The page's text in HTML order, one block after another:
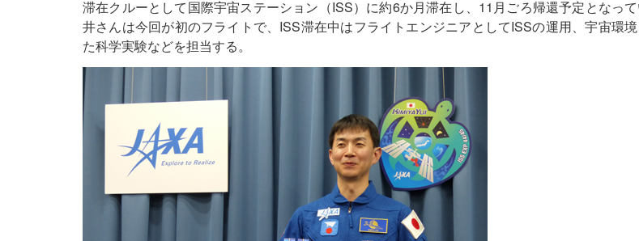
滞在クルーとして国際宇宙ステーション（ISS）に約6か月滞在し、11月ごろ帰還予定となっ
井さんは今回が初のフライトで、ISS滞在中はフライトエンジニアとしてISSの運用、宇宙環
た科学実験などを担当する。